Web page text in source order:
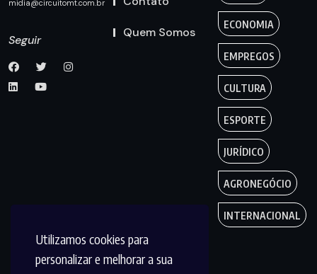
Utilizamos cookies para
personalizar e melhorar a sua
midia@circuitomt.com.br
Seguir
Quem Somos
ECONOMIA
EMPREGOS
CULTURA
ESPORTE
JURÍDICO
AGRONEGÓCIO
INTERNACIONAL